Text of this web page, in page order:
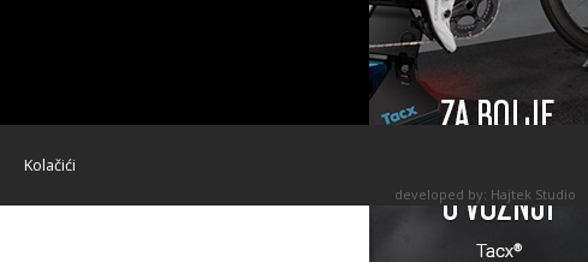
Kolačići
developed by: Hajtek Studio